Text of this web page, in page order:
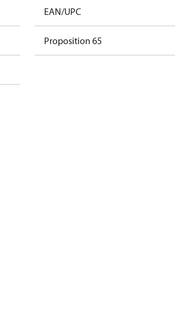
EAN/UPC
Proposition 65